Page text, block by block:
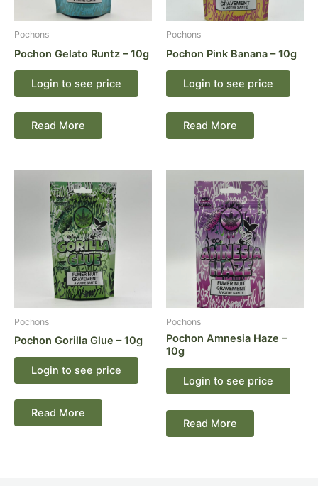
Pochons
Pochon Gelato Runtz – 10g
Login to see price
Read More
Pochons
Pochon Pink Banana – 10g
Login to see price
Read More
Pochons
Pochon Gorilla Glue – 10g
Login to see price
Read More
Pochons
Pochon Amnesia Haze –
10g
Login to see price
Read More